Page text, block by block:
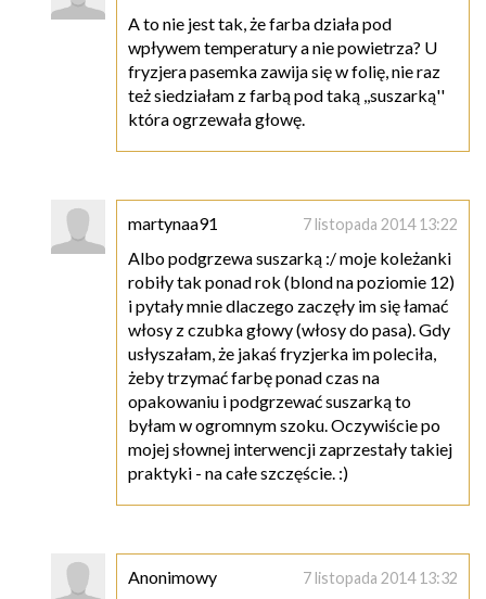
A to nie jest tak, że farba działa pod
wpływem temperatury a nie powietrza? U
fryzjera pasemka zawija się w folię, nie raz
też siedziałam z farbą pod taką ,,suszarką''
która ogrzewała głowę.
martynaa91 7 listopada 2014 13:22
Albo podgrzewa suszarką :/ moje koleżanki
robiły tak ponad rok (blond na poziomie 12)
i pytały mnie dlaczego zaczęły im się łamać
włosy z czubka głowy (włosy do pasa). Gdy
usłyszałam, że jakaś fryzjerka im poleciła,
żeby trzymać farbę ponad czas na
opakowaniu i podgrzewać suszarką to
byłam w ogromnym szoku. Oczywiście po
mojej słownej interwencji zaprzestały takiej
praktyki - na całe szczęście. :)
Anonimowy 7 listopada 2014 13:32